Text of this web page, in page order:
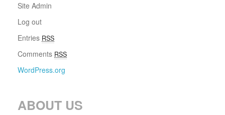
Site Admin
Log out
Entries RSS
Comments RSS
WordPress.org
ABOUT US